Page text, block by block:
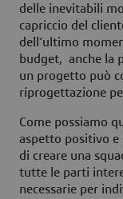
delle inevitabili
capriccio del
dell’ultimo
budget, anche la
un progetto può
riprogettazione
Come possiamo
aspetto positivo e
di creare una
tutte le parti
necessarie per